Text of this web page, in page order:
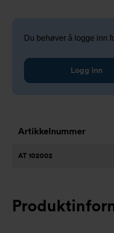
Du behøver å logge inn
Logg inn
Artikkelnummer
AT 102002